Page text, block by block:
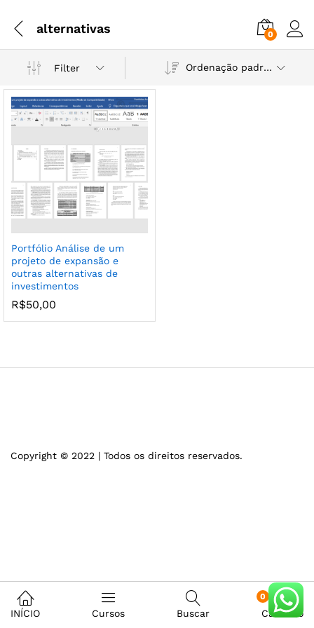
alternativas 0
Filter Ordenação padrão
Portfólio Análise de um
projeto de expansão e
outras alternativas de
investimentos
R$50,00
Copyright © 2022 | Todos os direitos reservados.
INÍCIO Cursos Buscar
0
Carrinho